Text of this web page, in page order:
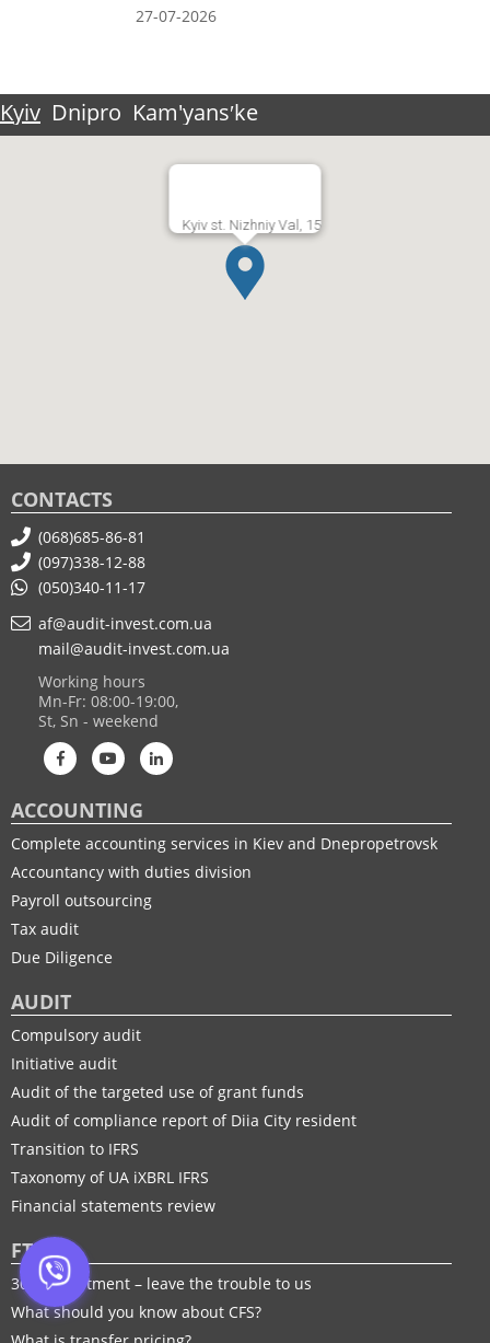
27-07-2026
Kyiv Dnipro Kam'yansʹke
Kyiv st. Nizhniy Val, 15
CONTACTS
(068)685-86-81
(097)338-12-88
(050)340-11-17
af@audit-invest.com.ua
mail@audit-invest.com.ua
Working hours
Mn-Fr: 08:00-19:00,
St, Sn - weekend
ACCOUNTING
Complete accounting services in Kiev and Dnepropetrovsk
Accountancy with duties division
Payroll outsourcing
Tax audit
Due Diligence
AUDIT
Compulsory audit
Initiative audit
Audit of the targeted use of grant funds
Audit of compliance report of Diia City resident
Transition to IFRS
Taxonomy of UA іXBRL IFRS
Financial statements review
FTP
30% adjustment – leave the trouble to us
What should you know about CFS?